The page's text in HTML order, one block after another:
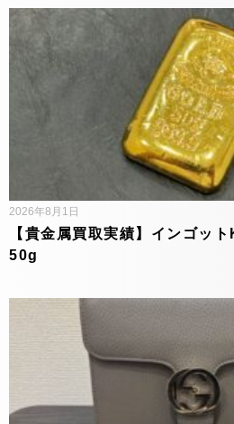
【貴金属買取実績】インゴッ
50g
2026年8月1日